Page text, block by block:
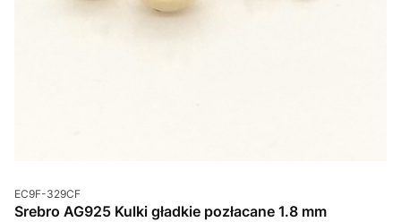
Kod produktu
EC9F-329CF
Srebro AG925 Kulki gładkie pozłacane 1.8 mm